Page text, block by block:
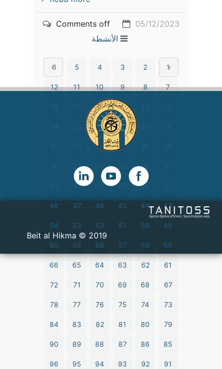
05/12/2023
Comments off
الأنشطة
1
2
3
4
5
6
7
8
9
10
11
12
15
16
21
22
27
28
32
35
38
39
40
41
43
44
45
46
47
48
49
50
51
52
53
54
55
56
57
58
59
60
61
62
63
64
65
66
67
68
69
70
71
72
73
74
75
76
77
78
79
80
81
82
83
84
85
86
87
88
89
90
91
92
93
94
95
96
2019 © Beit al Hikma